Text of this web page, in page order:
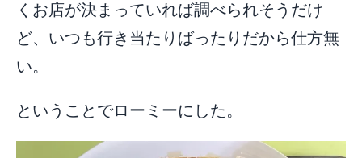
くお店が決まっていれば調べられそうだけ
ど、いつも行き当たりばったりだから仕方無
い。
ということでローミーにした。